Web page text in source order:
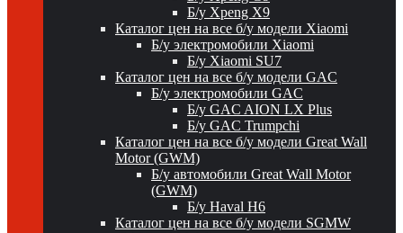
Б/у Xpeng X9
Каталог цен на все б/у модели Xiaomi
Б/у электромобили Xiaomi
Б/у Xiaomi SU7
Каталог цен на все б/у модели GAC
Б/у электромобили GAC
Б/у GAC AION LX Plus
Б/у GAC Trumpchi
Каталог цен на все б/у модели Great Wall
Motor (GWM)
Б/у автомобили Great Wall Motor
(GWM)
Б/у Haval H6
Каталог цен на все б/у модели SGMW